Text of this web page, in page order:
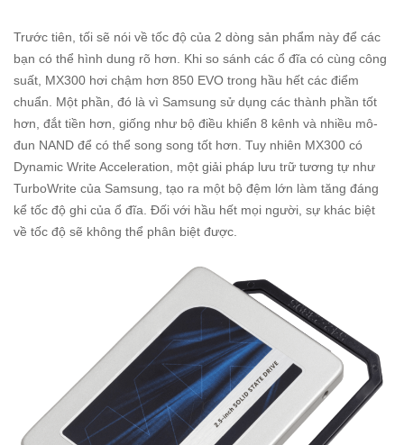
Trước tiên, tối sẽ nói về tốc độ của 2 dòng sản phẩm này để các
bạn có thể hình dung rõ hơn. Khi so sánh các ổ đĩa có cùng công
suất, MX300 hơi chậm hơn 850 EVO trong hầu hết các điểm
chuẩn. Một phần, đó là vì Samsung sử dụng các thành phần tốt
hơn, đắt tiền hơn, giống như bộ điều khiển 8 kênh và nhiều mô-
đun NAND để có thể song song tốt hơn. Tuy nhiên MX300 có
Dynamic Write Acceleration, một giải pháp lưu trữ tương tự như
TurboWrite của Samsung, tạo ra một bộ đệm lớn làm tăng đáng
kể tốc độ ghi của ổ đĩa. Đối với hầu hết mọi người, sự khác biệt
về tốc độ sẽ không thể phân biệt được.